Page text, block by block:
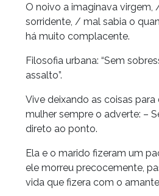
O noivo a imaginava virgem,
sorridente, / mal sabia o
há muito complacente.
Filosofia urbana: “Sem
assalto”.
Vive deixando as coisas para
mulher sempre o adverte: –
direto ao ponto.
Ela e o marido fizeram um
ele morreu precocemente,
vida que fizera com o